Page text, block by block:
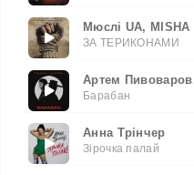
Мюслі UA, MISHA
ЗА ТЕРИКОНАМИ
Артем
Барабан
Анна Трінчер
Зірочка палай